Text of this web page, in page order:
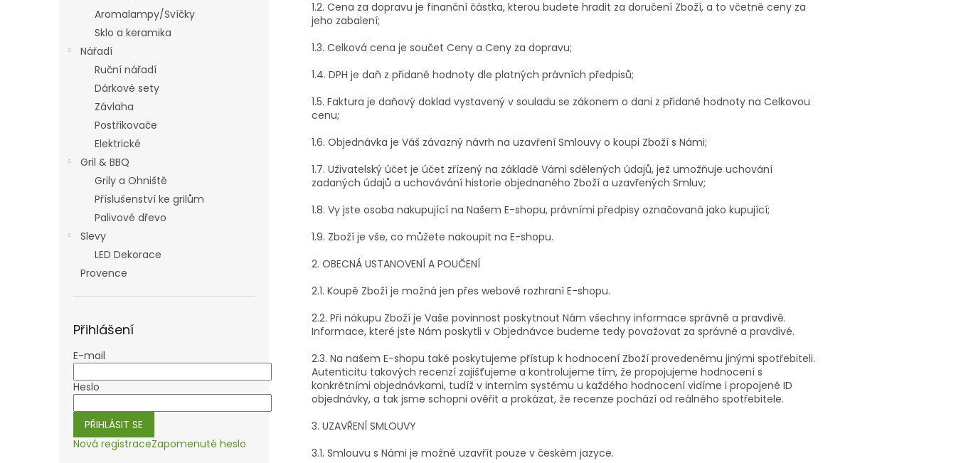
Aromalampy/Svíčky
Sklo a keramika
Nářadí
Ruční nářadí
Dárkové sety
Závlaha
Postřikovače
Elektrické
Gril & BBQ
Grily a Ohniště
Příslušenství ke grilům
Palivové dřevo
Slevy
LED Dekorace
Provence
Přihlášení
E-mail
Heslo
PŘIHLÁSIT SE
Nová registraceZapomenuté heslo
1.2. Cena za dopravu je finanční částka, kterou budete hradit za doručení Zboží, a to včetně ceny za
jeho zabalení;
1.3. Celková cena je součet Ceny a Ceny za dopravu;
1.4. DPH je daň z přidané hodnoty dle platných právních předpisů;
1.5. Faktura je daňový doklad vystavený v souladu se zákonem o dani z přidané hodnoty na Celkovou
cenu;
1.6. Objednávka je Váš závazný návrh na uzavření Smlouvy o koupi Zboží s Námi;
1.7. Uživatelský účet je účet zřízený na základě Vámi sdělených údajů, jež umožňuje uchování
zadaných údajů a uchovávání historie objednaného Zboží a uzavřených Smluv;
1.8. Vy jste osoba nakupující na Našem E-shopu, právními předpisy označovaná jako kupující;
1.9. Zboží je vše, co můžete nakoupit na E-shopu.
2. OBECNÁ USTANOVENÍ A POUČENÍ
2.1. Koupě Zboží je možná jen přes webové rozhraní E-shopu.
2.2. Při nákupu Zboží je Vaše povinnost poskytnout Nám všechny informace správně a pravdivě.
Informace, které jste Nám poskytli v Objednávce budeme tedy považovat za správné a pravdivé.
2.3. Na našem E-shopu také poskytujeme přístup k hodnocení Zboží provedenému jinými spotřebiteli.
Autenticitu takových recenzí zajišťujeme a kontrolujeme tím, že propojujeme hodnocení s
konkrétními objednávkami, tudíž v interním systému u každého hodnocení vidíme i propojené ID
objednávky, a tak jsme schopni ověřit a prokázat, že recenze pochází od reálného spotřebitele.
3. UZAVŘENÍ SMLOUVY
3.1. Smlouvu s Námi je možné uzavřít pouze v českém jazyce.